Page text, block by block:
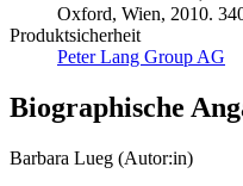
Oxford, Wien, 2010.
Produktsicherheit
Peter Lang Group AG
Biographische
Barbara Lueg (Autor:in)